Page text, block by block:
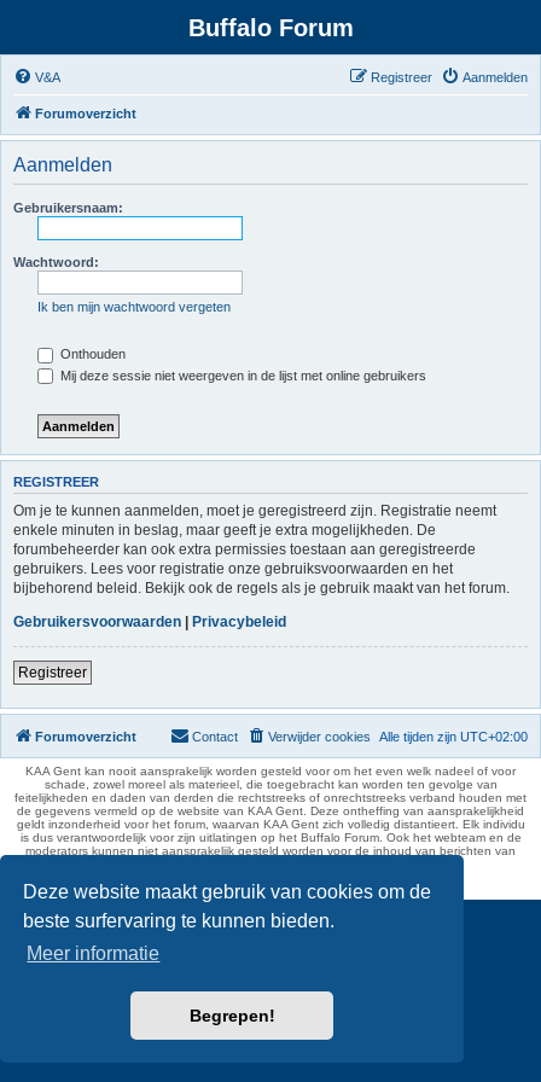
Deze website maakt gebruik van cookies om de
beste surfervaring te kunnen bieden.
Meer informatie
Begrepen!
Buffalo Forum
V&A Aanmelden
Registreer
Forumoverzicht
Aanmelden
Gebruikersnaam:
Wachtwoord:
Ik ben mijn wachtwoord vergeten
Onthouden
Mij deze sessie niet weergeven in de lijst met online gebruikers
REGISTREER
Om je te kunnen aanmelden, moet je geregistreerd zijn. Registratie neemt
enkele minuten in beslag, maar geeft je extra mogelijkheden. De
forumbeheerder kan ook extra permissies toestaan aan geregistreerde
gebruikers. Lees voor registratie onze gebruiksvoorwaarden en het
bijbehorend beleid. Bekijk ook de regels als je gebruik maakt van het forum.
Gebruikersvoorwaarden | Privacybeleid
Registreer
Forumoverzicht Alle tijden zijn UTC+02:00
Verwijder cookies
Contact
KAA Gent kan nooit aansprakelijk worden gesteld voor om het even welk nadeel of voor
schade, zowel moreel als materieel, die toegebracht kan worden ten gevolge van
feitelijkheden en daden van derden die rechtstreeks of onrechtstreeks verband houden met
de gegevens vermeld op de website van KAA Gent. Deze ontheffing van aansprakelijkheid
geldt inzonderheid voor het forum, waarvan KAA Gent zich volledig distantieert. Elk individu
is dus verantwoordelijk voor zijn uitlatingen op het Buffalo Forum. Ook het webteam en de
moderators kunnen niet aansprakelijk gesteld worden voor de inhoud van berichten van